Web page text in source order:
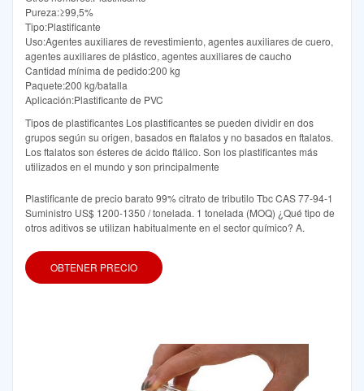
Pureza:≥99,5%
Tipo:Plastificante
Uso:Agentes auxiliares de revestimiento, agentes auxiliares de cuero,
agentes auxiliares de plástico, agentes auxiliares de caucho
Cantidad mínima de pedido:200 kg
Paquete:200 kg/batalla
Aplicación:Plastificante de PVC
Tipos de plastificantes Los plastificantes se pueden dividir en dos
grupos según su origen, basados en ftalatos y no basados en ftalatos.
Los ftalatos son ésteres de ácido ftálico. Son los plastificantes más
utilizados en el mundo y son principalmente
Plastificante de precio barato 99% citrato de tributilo Tbc CAS 77-94-1
Suministro US$ 1200-1350 / tonelada. 1 tonelada (MOQ) ¿Qué tipo de
otros aditivos se utilizan habitualmente en el sector químico? A.
OBTENER PRECIO